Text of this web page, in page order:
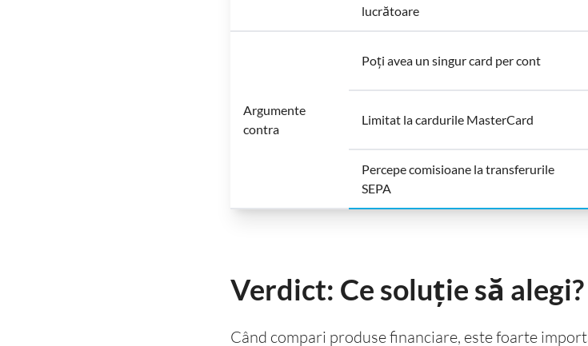
lucrătoare
Argumente
contra
Poți avea un singur card per cont
Limitat la cardurile MasterCard
Percepe comisioane la transferurile
SEPA
Verdict: Ce soluție să alegi?
Când compari produse financiare, este foarte